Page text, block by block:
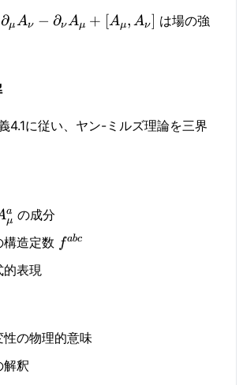
∂μAν − ∂νAμ + [Aμ, Aν] は場の強
4.1に従い、ヤン-ミルズ理論を三界
μ
a の成分
構造定数 fabc
的表現
性の物理的意味
解釈